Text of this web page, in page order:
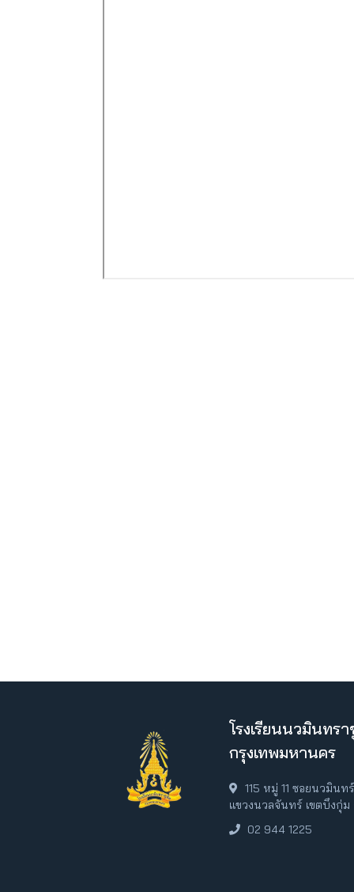
โรงเรียนนวมินทร
กรุงเทพมหานคร
115 หมู่ 11 ซอยนวมิน
แขวงนวลจันทร์ เขตบึงกุ่
02 944 1225